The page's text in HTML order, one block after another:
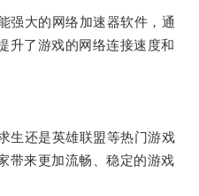
大的网络加速器软件，通
升了游戏的网络连接速度和
还是英雄联盟等热门游戏
带来更加流畅、稳定的游戏